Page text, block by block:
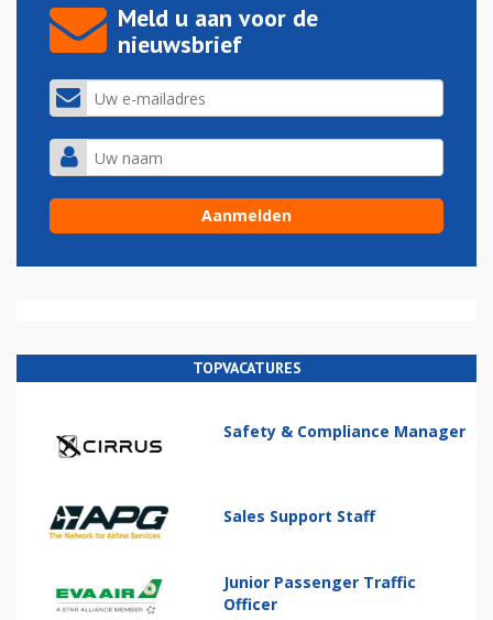
Meld u aan voor de
nieuwsbrief
TOPVACATURES
Safety & Compliance Manager
Sales Support Staff
Junior Passenger Traffic
Officer